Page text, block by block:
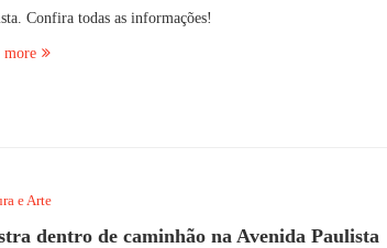
Confira todas as informações!
more
e Arte
dentro de caminhão na Avenida Paulista